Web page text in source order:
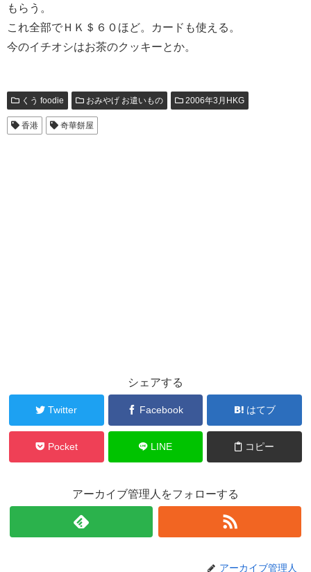
もらう。
これ全部でＨＫ＄６０ほど。カードも使える。
今のイチオシはお茶のクッキーとか。
くう foodie おみやげ お遣いもの 2006年3月HKG
香港 奇華餅屋
シェアする
Twitter Facebook はてブ
Pocket LINE コピー
アーカイブ管理人をフォローする
アーカイブ管理人